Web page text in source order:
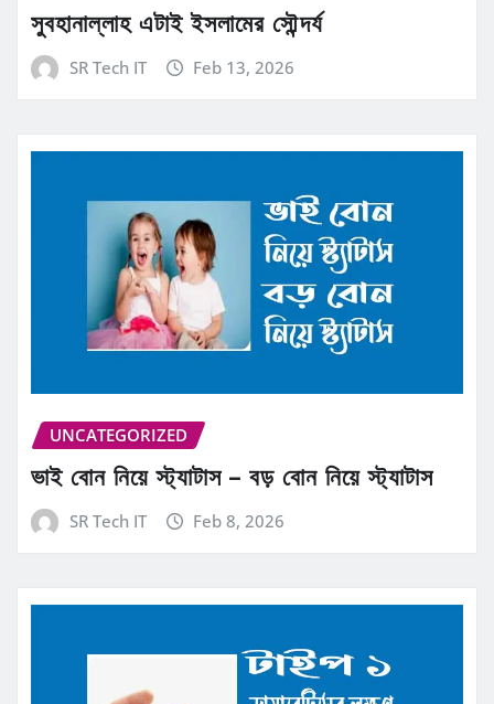
সুবহানাল্লাহ এটাই ইসলামের সৌন্দর্য
SR Tech IT Feb 13, 2026
UNCATEGORIZED
ভাই বোন নিয়ে স্ট্যাটাস – বড় বোন নিয়ে স্ট্যাটাস
SR Tech IT Feb 8, 2026